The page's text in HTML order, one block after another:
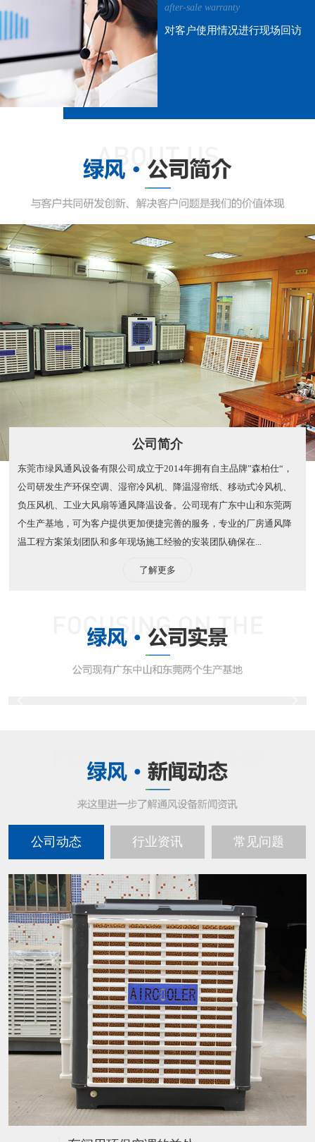
after-sale warranty
对客户使用情况进行现场回访
公司简介
东莞市绿风通风设备有限公司成立于2014年拥有自主品牌”森柏仕“，
公司研发生产环保空调、湿帘冷风机、降温湿帘纸、移动式冷风机、
负压风机、工业大风扇等通风降温设备。公司现有广东中山和东莞两
个生产基地，可为客户提供更加便捷完善的服务，专业的厂房通风降
温工程方案策划团队和多年现场施工经验的安装团队确保在...
了解更多
公司动态 行业资讯 常见问题